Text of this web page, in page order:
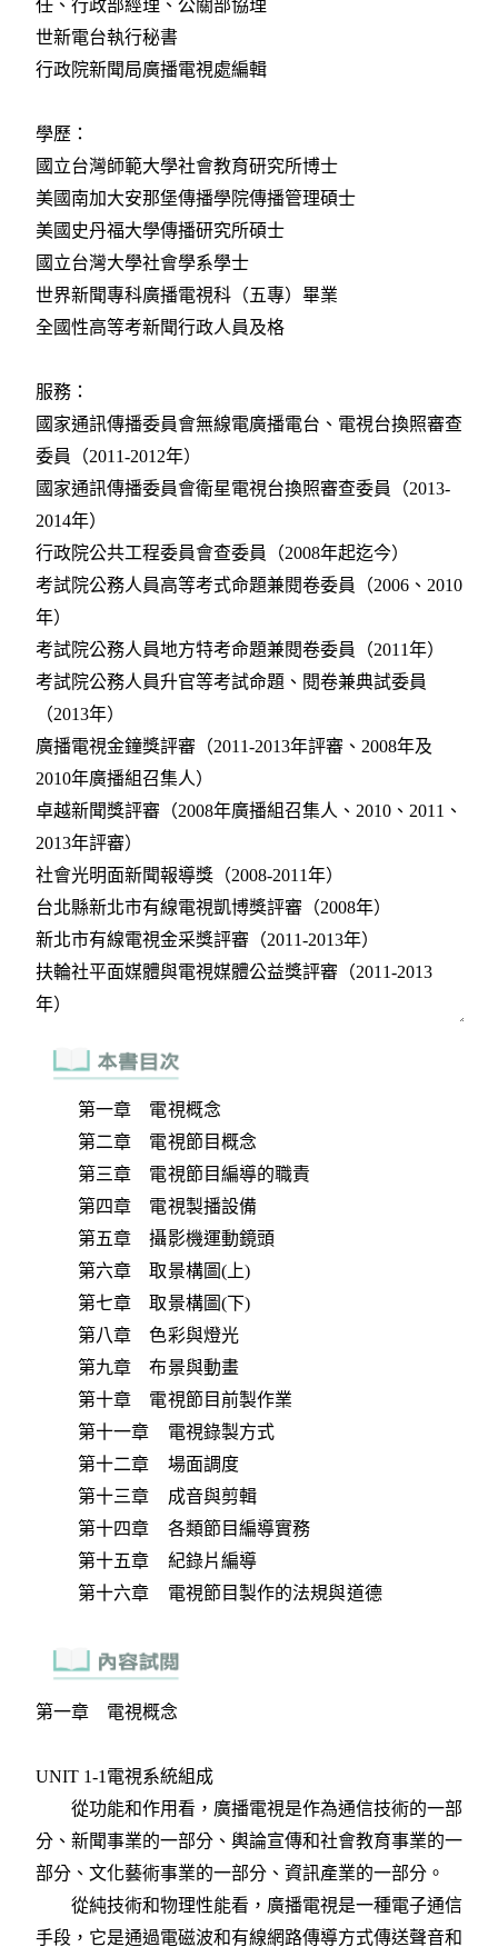
第一章 電視概念
第二章 電視節目概念
第三章 電視節目編導的職責
第四章 電視製播設備
第五章 攝影機運動鏡頭
第六章 取景構圖(上)
第七章 取景構圖(下)
第八章 色彩與燈光
第九章 布景與動畫
第十章 電視節目前製作業
第十一章 電視錄製方式
第十二章 場面調度
第十三章 成音與剪輯
第十四章 各類節目編導實務
第十五章 紀錄片編導
第十六章 電視節目製作的法規與道德